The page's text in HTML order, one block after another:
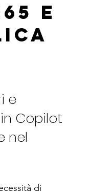
e
e
Copilot
nel
di